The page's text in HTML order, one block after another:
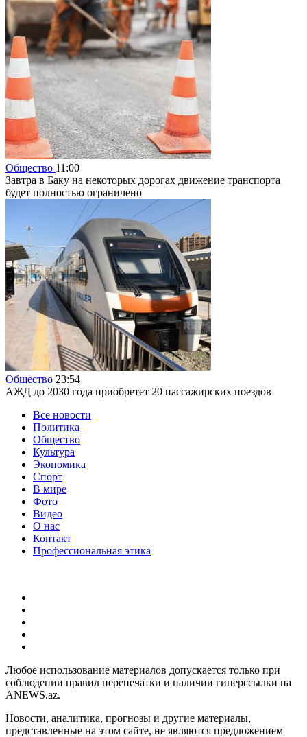
Общество 11:00
Завтра в Баку на некоторых дорогах движение транспорта
будет полностью ограничено
Общество 23:54
АЖД до 2030 года приобретет 20 пассажирских поездов
Все новости
Политика
Общество
Культура
Экономика
Спорт
В мире
Фото
Видео
О нас
Контакт
Профессиональная этика
Любое использование материалов допускается только при
соблюдении правил перепечатки и наличии гиперссылки на
ANEWS.az.
Новости, аналитика, прогнозы и другие материалы,
представленные на этом сайте, не являются предложением